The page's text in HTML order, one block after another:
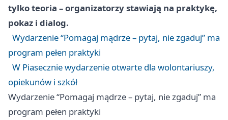
tylko teoria – organizatorzy stawiają na praktykę,
pokaz i dialog.
Wydarzenie “Pomagaj mądrze – pytaj, nie zgaduj” ma
program pełen praktyki
W Piasecznie wydarzenie otwarte dla wolontariuszy,
opiekunów i szkół
Wydarzenie “Pomagaj mądrze – pytaj, nie zgaduj” ma
program pełen praktyki